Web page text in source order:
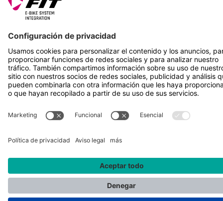
*Precio de venta recomendado incl. IVA más gastos de envío
Rotax Bike Technology AG © 2025